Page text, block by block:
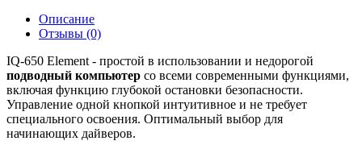
Описание
Отзывы (0)
IQ-650 Element - простой в использовании и недорогой
подводный компьютер со всеми современными функциями,
включая функцию глубокой остановки безопасности.
Управление одной кнопкой интуитивное и не требует
специального освоения. Оптимальный выбор для
начинающих дайверов.